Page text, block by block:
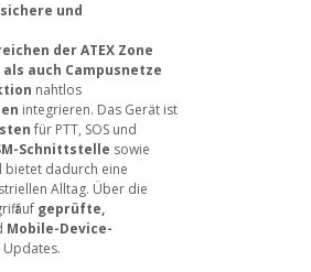
sichere und
der ATEX Zone
auch Campusnetze
nahtlos
integrieren. Das Gerät ist
für PTT, SOS und
Schnittstelle sowie
bietet dadurch eine
Alltag. Über die
auf geprüfte,
Mobile-Device-